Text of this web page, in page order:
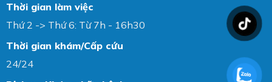
Thời gian làm việc
Thứ 2 -> Thứ 6: Từ 7h - 16h30
Thời gian khám/Cấp cứu
24/24